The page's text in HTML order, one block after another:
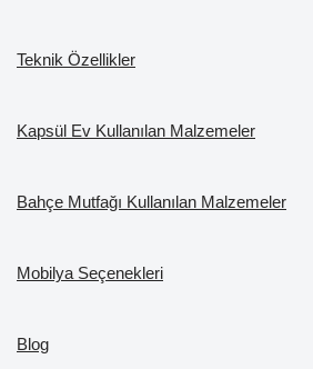
Teknik Özellikler
Kapsül Ev Kullanılan Malzemeler
Bahçe Mutfağı Kullanılan Malzemeler
Mobilya Seçenekleri
Blog